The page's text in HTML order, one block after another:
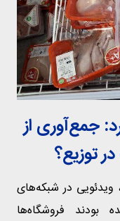
جمع‌آوری از
توزیع؟
ویدئویی در شبکه‌های
فروشگاه‌ها